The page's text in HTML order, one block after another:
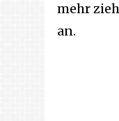
mehr
an.